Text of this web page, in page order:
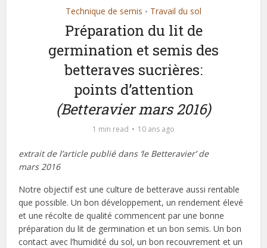
Technique de semis • Travail du sol
Préparation du lit de
germination et semis des
betteraves sucrières:
points d’attention
(Betteravier mars 2016)
1 min read 10 ans ago
extrait de l’article publié dans ‘le Betteravier’ de
mars 2016
Notre objectif est une culture de betterave aussi rentable
que possible. Un bon développement, un rendement élevé
et une récolte de qualité commencent par une bonne
préparation du lit de germination et un bon semis. Un bon
contact avec l’humidité du sol, un bon recouvrement et un